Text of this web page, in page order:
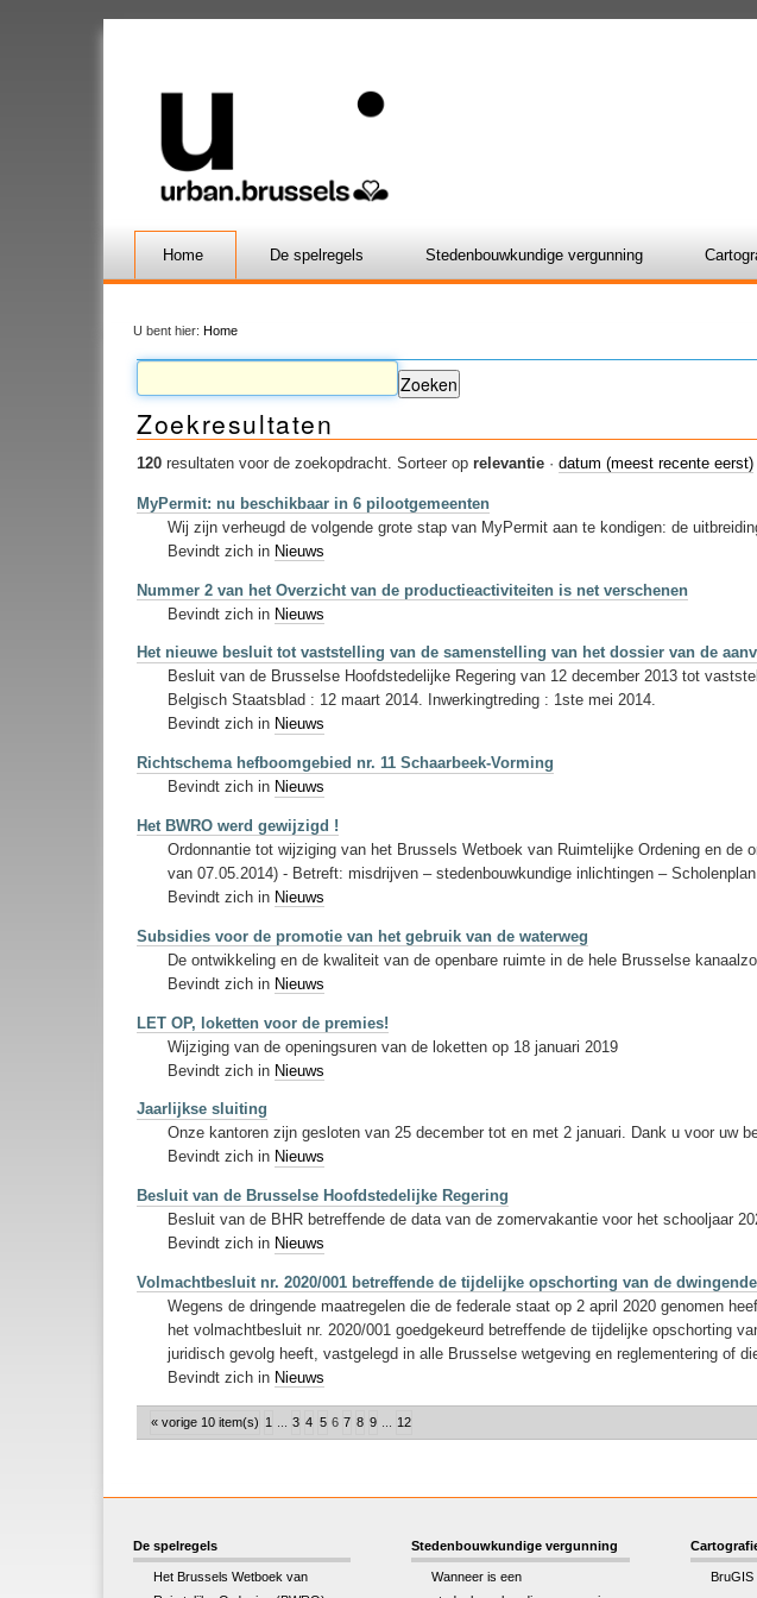
Home De spelregels Stedenbouwkundige vergunning
U bent hier: Home
Zoekresultaten
120 resultaten voor de zoekopdracht. Sorteer op relevantie · datum (meest recente eerst)
MyPermit: nu beschikbaar in 6 pilootgemeenten
Wij zijn verheugd de volgende grote stap van MyPermit aan te kondigen: de
Bevindt zich in Nieuws
Nummer 2 van het Overzicht van de productieactiviteiten is net verschenen
Bevindt zich in Nieuws
Het nieuwe besluit tot vaststelling van de samenstelling van het dossier van de
Besluit van de Brusselse Hoofdstedelijke Regering van 12 december 2013 tot
Belgisch Staatsblad : 12 maart 2014. Inwerkingtreding : 1ste mei 2014.
Bevindt zich in Nieuws
Richtschema hefboomgebied nr. 11 Schaarbeek-Vorming
Bevindt zich in Nieuws
Het BWRO werd gewijzigd !
Ordonnantie tot wijziging van het Brussels Wetboek van Ruimtelijke Ordening en de
van 07.05.2014) - Betreft: misdrijven – stedenbouwkundige inlichtingen – Scholenplan
Bevindt zich in Nieuws
Subsidies voor de promotie van het gebruik van de waterweg
De ontwikkeling en de kwaliteit van de openbare ruimte in de hele Brusselse
Bevindt zich in Nieuws
LET OP, loketten voor de premies!
Wijziging van de openingsuren van de loketten op 18 januari 2019
Bevindt zich in Nieuws
Jaarlijkse sluiting
Onze kantoren zijn gesloten van 25 december tot en met 2 januari. Dank u voor uw
Bevindt zich in Nieuws
Besluit van de Brusselse Hoofdstedelijke Regering
Besluit van de BHR betreffende de data van de zomervakantie voor het schooljaar
Bevindt zich in Nieuws
Volmachtbesluit nr. 2020/001 betreffende de tijdelijke opschorting van de
Wegens de dringende maatregelen die de federale staat op 2 april 2020 genomen
het volmachtbesluit nr. 2020/001 goedgekeurd betreffende de tijdelijke opschorting
juridisch gevolg heeft, vastgelegd in alle Brusselse wetgeving en reglementering of
Bevindt zich in Nieuws
« vorige 10 item(s) 1 3 4 5 6 7 8 9 12
De spelregels
Het Brussels Wetboek van
Stedenbouwkundige vergunning
Wanneer is een
BruGIS